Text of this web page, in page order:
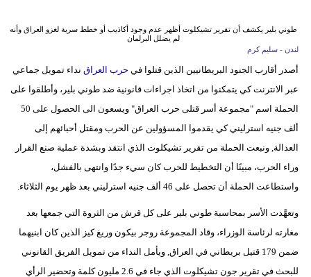
أزياء
علوم
وتكنولوجيا
مدوَّنات
أبراج
فيديو
سيارات
طوني بلير يكشف أن تقرير تشيكلوت أظهر عدم وجود أكاذيب أو خطط سرية لغزو العراق وأنه
لم يضلل البرلمان
لندن - سليم كرم
أصدر أقارب الجنود البريطانيين الذين قتلوا في حرب العراق نداء تمويل جماعي
عبر الانترنت كي يتمكنوا من اتخاذ اجراءات قانونية ضد طوني بلير، وأطلقوا على
الحملة اسم "مجموعة أسر قتلى حرب العراق" ويسعون الى الحصول على 50
ألف جنيه استرليني كي يقدموا المسؤولين عن الحرب ومقتل أحبائهم إلى
العدالة, ونبعت الحملة من تقرير تشيكلوت الذي انتقد وبشدة عملية صنع القرار
وراء الحرب، مبينًا أن التخطيط للحرب كان سيء جدًا وانتهى بالفشل،
واستطاعت الحملة أن تحصل على 46 ألف جنيه استرليني بعد ظهر يوم الثلاثاء.
وتعهَّدت الأسر بمحاسبة طوني بلير على كل قرش من الثروة التي جمعها بعد
مغارته لرئاسة الوزراء، وقاد المجموعة روجر بيكون وريغ كيز الذين كان ابنيهما
ضمن 179 قتيل بريطاني في العراق, ويأمل النداء من تمويل الفريق القانوني
للبحث في تقرير جون تشيكلوت الذي جاء في 2.6 مليون كلمة وتحضير الرأي